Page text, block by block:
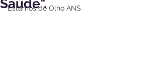
Estamos de Olho ANS
Saúde".